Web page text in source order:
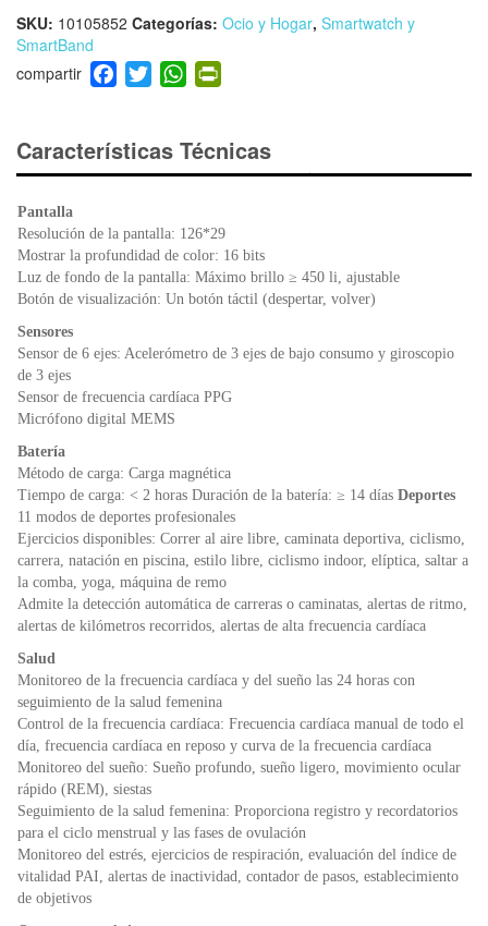
SKU: 10105852 Categorías: Ocio y Hogar, Smartwatch y
SmartBand
F
a
e
b
o
k
T
wi
er
W
h
s
A
p
ri
e
dl
y
Características Técnicas
Pantalla
Resolución de la pantalla: 126*29
Mostrar la profundidad de color: 16 bits
Luz de fondo de la pantalla: Máximo brillo ≥ 450 li, ajustable
Botón de visualización: Un botón táctil (despertar, volver)
Sensores
Sensor de 6 ejes: Acelerómetro de 3 ejes de bajo consumo y giroscopio
de 3 ejes
Sensor de frecuencia cardíaca PPG
Micrófono digital MEMS
Batería
Método de carga: Carga magnética
Tiempo de carga: < 2 horas Duración de la batería: ≥ 14 días Deportes
11 modos de deportes profesionales
Ejercicios disponibles: Correr al aire libre, caminata deportiva, ciclismo,
carrera, natación en piscina, estilo libre, ciclismo indoor, elíptica, saltar a
la comba, yoga, máquina de remo
Admite la detección automática de carreras o caminatas, alertas de ritmo,
alertas de kilómetros recorridos, alertas de alta frecuencia cardíaca
Salud
Monitoreo de la frecuencia cardíaca y del sueño las 24 horas con
seguimiento de la salud femenina
Control de la frecuencia cardíaca: Frecuencia cardíaca manual de todo el
día, frecuencia cardíaca en reposo y curva de la frecuencia cardíaca
Monitoreo del sueño: Sueño profundo, sueño ligero, movimiento ocular
rápido (REM), siestas
Seguimiento de la salud femenina: Proporciona registro y recordatorios
para el ciclo menstrual y las fases de ovulación
Monitoreo del estrés, ejercicios de respiración, evaluación del índice de
vitalidad PAI, alertas de inactividad, contador de pasos, establecimiento
de objetivos